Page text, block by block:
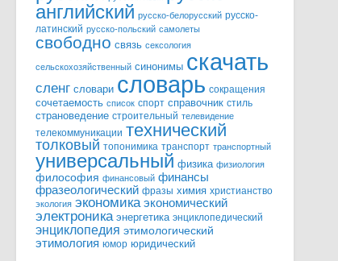
английский русско-белорусский русско-
латинский русско-польский самолеты
свободно связь сексология
сельскохозяйственный синонимы скачать
сленг словари словарь сокращения
сочетаемость список спорт справочник стиль
страноведение строительный телевидение
телекоммуникации технический
толковый топонимика транспорт транспортный
универсальный физика физиология
философия финансовый финансы
фразеологический фразы химия христианство
экология экономика экономический
электроника энергетика энциклопедический
энциклопедия этимологический
этимология юмор юридический